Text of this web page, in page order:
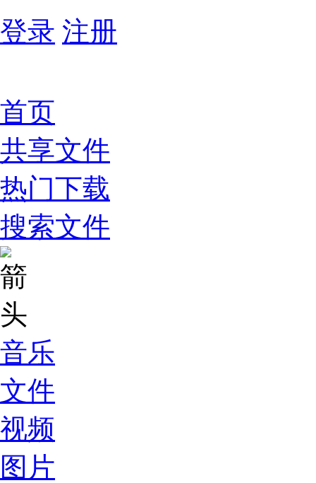
登录 注册
首页
共享文件
热门下载
搜索文件
音乐
文件
视频
图片